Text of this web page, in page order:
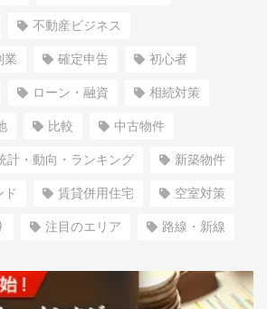
不動産ビジネス
業 確定申告 初心者
ローン・融資 相続対策
比較 中古物件
計・動向・ランキング 新築物件
ド 賃貸併用住宅 空室対策
注目のエリア 路線・新線